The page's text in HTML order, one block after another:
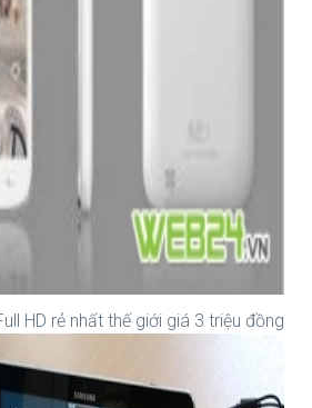
HD rẻ nhất thế giới giá 3 triệu đồng